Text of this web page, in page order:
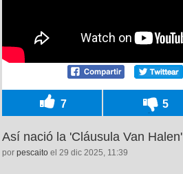
7 5
Así nació la 'Cláusula Van Halen'
por pescaito el 29 dic 2025, 11:39